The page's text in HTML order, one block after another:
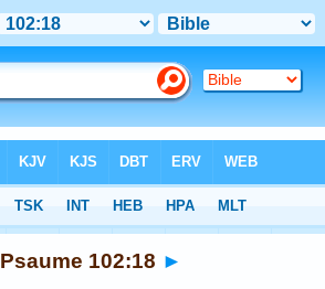
Psaume 102:18 ►